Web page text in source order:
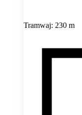
Tramwaj: 230 m